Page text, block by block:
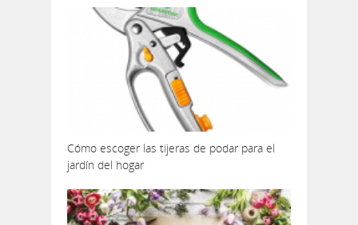
Cómo escoger las tijeras de podar para el
jardín del hogar